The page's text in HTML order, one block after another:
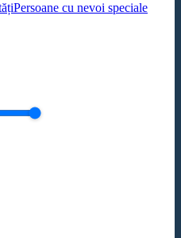
Persoane cu nevoi speciale